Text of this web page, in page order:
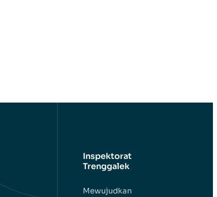
Inspektorat
Trenggalek
Mewujudkan